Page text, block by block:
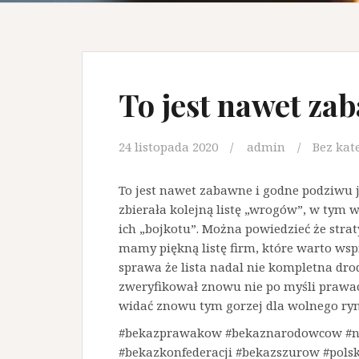
To jest nawet
24 listopada 2020 admin Bez
To jest nawet zabawne i godne
zbierała kolejną listę „wrogów”, w tym
ich „bojkotu”. Można powiedzieć że
mamy piękną listę firm, które warto
sprawa że lista nadal nie kompletna
zweryfikował znowu nie po myśli
widać znowu tym gorzej dla wolnego
#bekazprawakow #bekaznarodowcow
#bekazkonfederacji #bekazszurow